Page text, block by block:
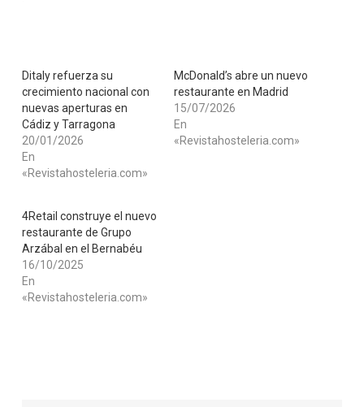
Ditaly refuerza su
crecimiento nacional con
nuevas aperturas en
Cádiz y Tarragona
20/01/2026
En
«Revistahosteleria.com»
McDonald’s abre un nuevo
restaurante en Madrid
15/07/2026
En
«Revistahosteleria.com»
4Retail construye el nuevo
restaurante de Grupo
Arzábal en el Bernabéu
16/10/2025
En
«Revistahosteleria.com»